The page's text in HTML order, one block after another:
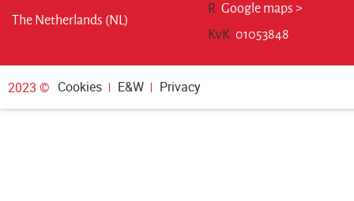
The Netherlands (NL)
R Google maps >
KvK 01053848
2023 © Cookies E&W Privacy